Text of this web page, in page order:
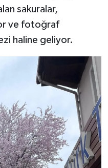
sakuralar,
ve fotoğraf
haline geliyor.